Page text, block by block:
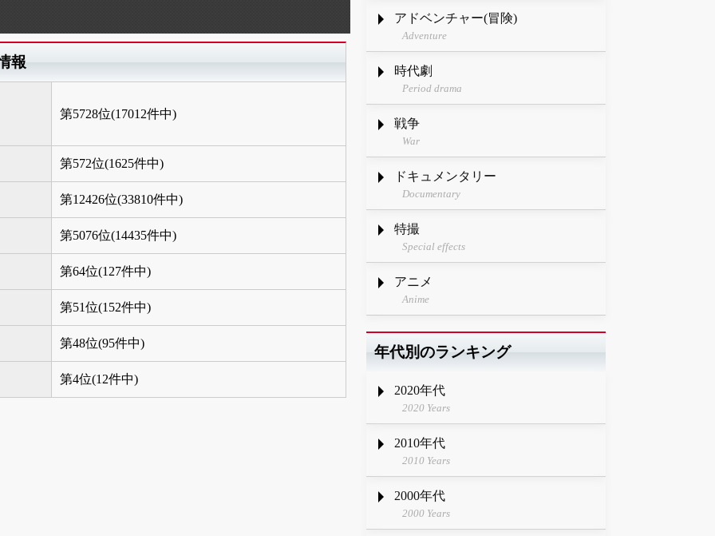
報
第5728位(17012件中)
第572位(1625件中)
第12426位(33810件中)
第5076位(14435件中)
第64位(127件中)
第51位(152件中)
第48位(95件中)
第4位(12件中)
アドベンチャー(冒険)
Adventure
時代劇
Period drama
戦争
War
ドキュメンタリー
Documentary
特撮
Special effects
アニメ
Anime
年代別のランキング
2020年代
2020 Years
2010年代
2010 Years
2000年代
2000 Years